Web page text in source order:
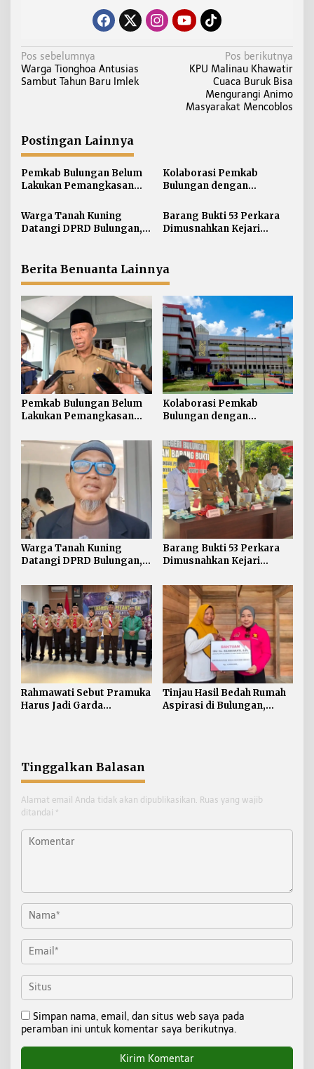
N
a
a
s
i
p
o
s
Pos sebelumnya
Warga Tionghoa Antusias
Sambut Tahun Baru Imlek
Pos berikutnya
KPU Malinau Khawatir
Cuaca Buruk Bisa
Mengurangi Animo
Masyarakat Mencoblos
Postingan Lainnya
Pemkab Bulungan Belum
Lakukan Pemangkasan
Ada Arahan Pusat
Kolaborasi Pemkab
Bulungan dengan
Desa/Kelurahan Satu
Sarjana
Warga Tanah Kuning
Datangi DPRD Bulungan,
Diselesaikan
Barang Bukti 53 Perkara
Dimusnahkan Kejari
Berita Benuanta Lainnya
Pemkab Bulungan Belum
Lakukan Pemangkasan
Ada Arahan Pusat
Kolaborasi Pemkab
Bulungan dengan
Desa/Kelurahan Satu
Sarjana
Warga Tanah Kuning
Datangi DPRD Bulungan,
Persen segera
Diselesaikan
Barang Bukti 53 Perkara
Dimusnahkan Kejari
Didominasi Kasus Sabu
Rahmawati Sebut Pramuka
Harus Jadi Garda
Tinjau Hasil Bedah Rumah
Aspirasi di Bulungan,
Tinggalkan Balasan
Alamat email Anda tidak akan dipublikasikan. Ruas yang wajib
ditandai *
Simpan nama, email, dan situs web saya pada
peramban ini untuk komentar saya berikutnya.